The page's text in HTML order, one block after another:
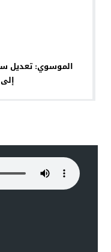
الموسوي: تعديل